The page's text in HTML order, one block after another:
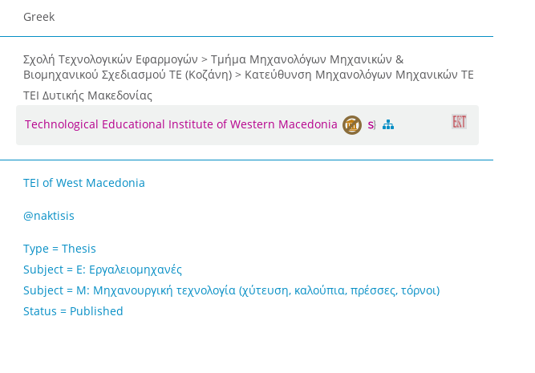
Greek
Σχολή Τεχνολογικών Εφαρμογών > Τμήμα Μηχανολόγων Μηχανικών &
Βιομηχανικού Σχεδιασμού ΤΕ (Κοζάνη) > Κατεύθυνση Μηχανολόγων Μηχανικών ΤΕ
ΤΕΙ Δυτικής Μακεδονίας
Technological Educational Institute of Western Macedonia
TEI of West Macedonia
@naktisis
Type = Thesis
Subject = Ε: Εργαλειομηχανές
Subject = Μ: Μηχανουργική τεχνολογία (χύτευση, καλούπια, πρέσσες, τόρνοι)
Status = Published